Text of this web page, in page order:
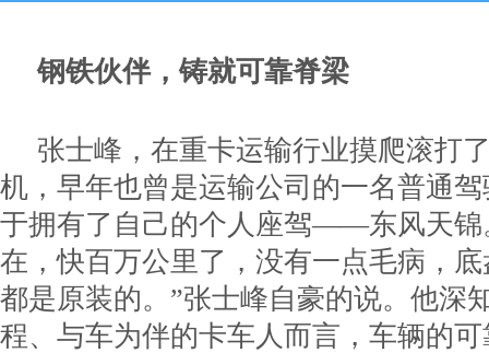
钢铁伙伴，铸就可靠脊梁
张士峰，在重卡运输行业摸爬滚打
机，早年也曾是运输公司的一名普通
于拥有了自己的个人座驾——东风天锦
在，快百万公里了，没有一点毛病，
都是原装的。”张士峰自豪的说。他深
程、与车为伴的卡车人而言，车辆的